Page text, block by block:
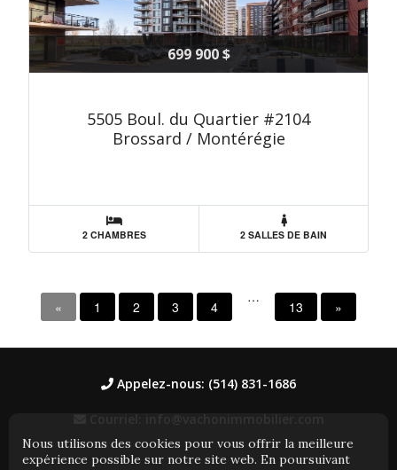
699 900 $
5505 Boul. du Quartier #2104
Brossard / Montérégie
2 CHAMBRES 2 SALLES DE BAIN
« 1 2 3 4
…
13 »
Appelez-nous: (514) 831-1686
Courriel: info@vachonimmobilier.com
Nous utilisons des cookies pour vous offrir la meilleure
expérience possible sur notre site web. En poursuivant